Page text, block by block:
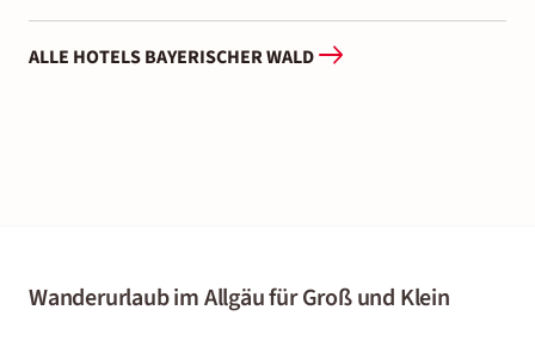
ALLE HOTELS BAYERISCHER WALD
Wanderurlaub im Allgäu für Groß und Klein